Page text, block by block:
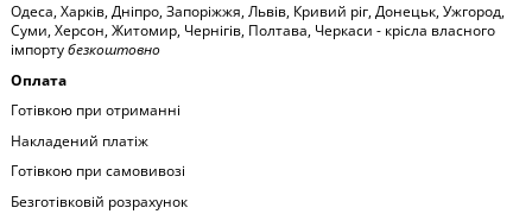
Одеса, Харків, Дніпро, Запоріжжя, Львів, Кривий ріг, Донецьк, Ужгород,
Суми, Херсон, Житомир, Чернігів, Полтава, Черкаси - крісла власного
імпортубезкоштовно
Оплата
Готівкою при отриманні
Накладений платіж
Готівкою при самовивозі
Безготівковій розрахунок